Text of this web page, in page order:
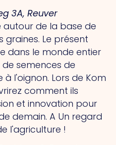
3A, Reuver
autour de la base de
graines. Le présent
dans le monde entier
semences de
l'oignon. Lors de Kom
comment ils
et innovation pour
demain. A Un regard
l'agriculture !